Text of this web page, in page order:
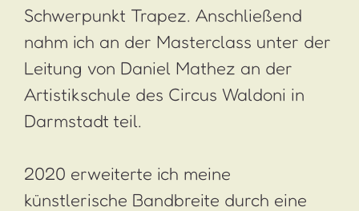
Schwerpunkt Trapez. Anschließend
nahm ich an der Masterclass unter der
Leitung von Daniel Mathez an der
Artistikschule des Circus Waldoni in
Darmstadt teil.
2020 erweiterte ich meine
künstlerische Bandbreite durch eine